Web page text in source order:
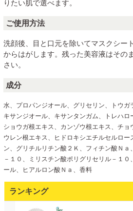
りたい肌で選べます。
ご使用方法
洗顔後、目と口元を除いてマスクシー
からはがします。残った美容液はその
さい。
成分
水、プロパンジオール、グリセリン、トウ
キサンジオール、キサンタンガム、トレハロ
ショウガ根エキス、カンゾウ根エキス、チョ
ウレン根エキス、ヒドロキシエチルセルロー
ン、グリチルリチン酸２Ｋ、フィチン酸Ｎ
－１０、ミリスチン酸ポリグリセリル－１
ール、ヒアルロン酸Ｎａ、香料
ランキング